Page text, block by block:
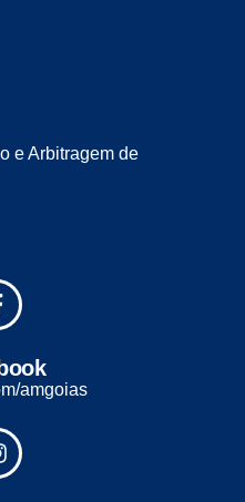
e Arbitragem de
amgoias